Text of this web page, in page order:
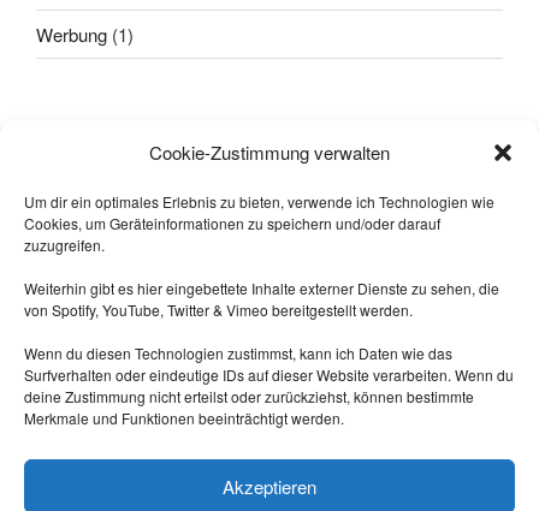
Cookie-Zustimmung verwalten
Um dir ein optimales Erlebnis zu bieten, verwende ich Technologien wie
Cookies, um Geräteinformationen zu speichern und/oder darauf
zuzugreifen.
Weiterhin gibt es hier eingebettete Inhalte externer Dienste zu sehen, die
von Spotify, YouTube, Twitter & Vimeo bereitgestellt werden.
Wenn du diesen Technologien zustimmst, kann ich Daten wie das
Surfverhalten oder eindeutige IDs auf dieser Website verarbeiten. Wenn du
deine Zustimmung nicht erteilst oder zurückziehst, können bestimmte
Merkmale und Funktionen beeinträchtigt werden.
Akzeptieren
Werbung (1)
Dann kam einer, der wusste das
-- Quelle: Internet.
Triff mich auf Mastodon:
https://nrw.social/@laberbla